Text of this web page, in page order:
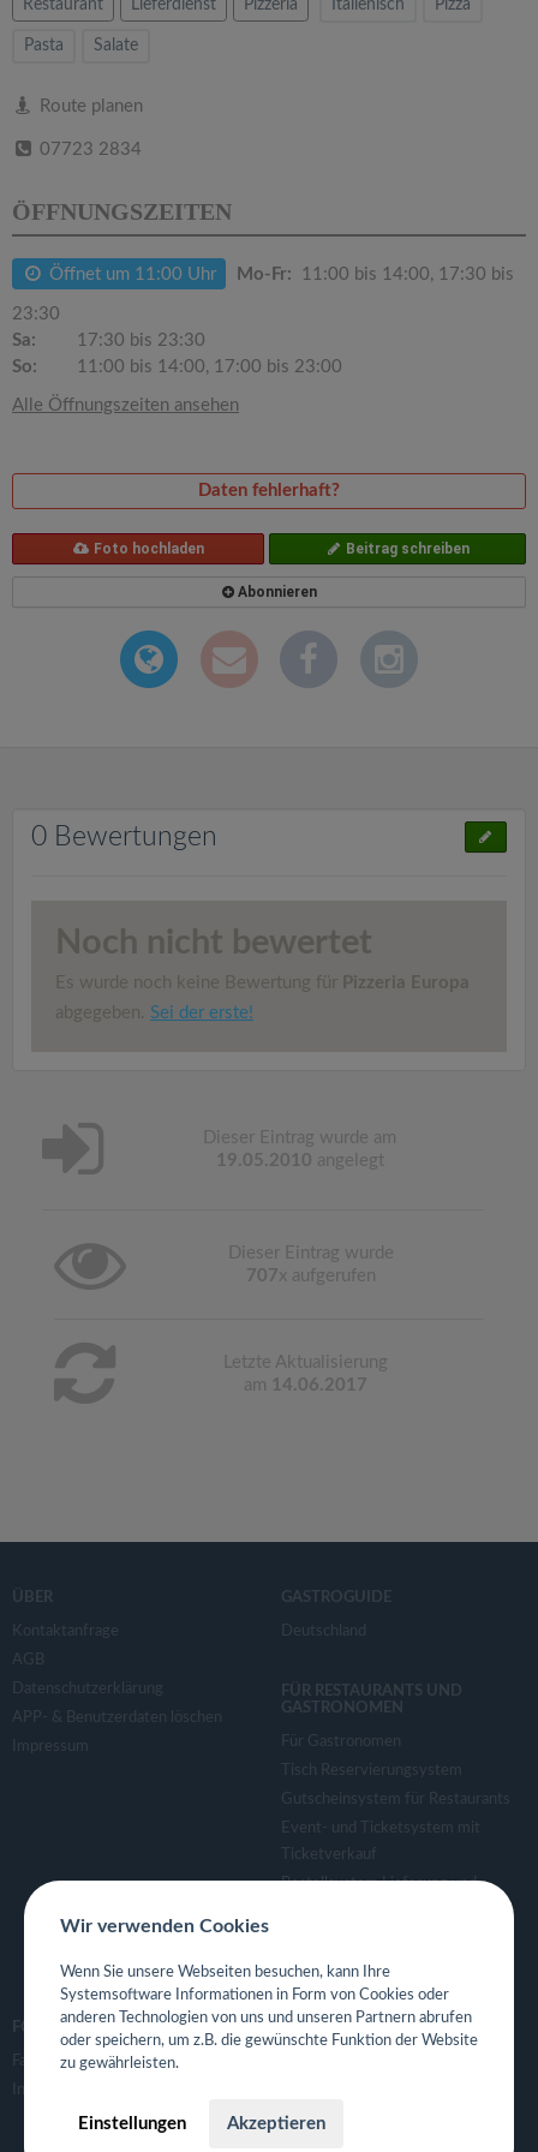
Restaurant Lieferdienst Pizzeria Italienisch Pizza
Pasta Salate
Route planen
07723 2834
ÖFFNUNGSZEITEN
Öffnet um 11:00 Uhr Mo-Fr: 11:00 bis 14:00, 17:30 bis
23:30
Sa:
17:30 bis 23:30
So:
11:00 bis 14:00, 17:00 bis 23:00
Alle Öffnungszeiten ansehen
Daten fehlerhaft?
Foto hochladen Beitrag schreiben
Abonnieren
0 Bewertungen
Noch nicht bewertet
Es wurde noch keine Bewertung für Pizzeria Europa
abgegeben. Sei der erste!
Dieser Eintrag wurde am
19.05.2010 angelegt
Dieser Eintrag wurde
707x aufgerufen
Letzte Aktualisierung
am 14.06.2017
ÜBER
Kontaktanfrage
AGB
Datenschutzerklärung
APP- & Benutzerdaten löschen
Impressum
GASTROGUIDE
Deutschland
FÜR RESTAURANTS UND
GASTRONOMEN
Für Gastronomen
Tisch Reservierungsystem
Gutscheinsystem für Restaurants
Event- und Ticketsystem mit
Ticketverkauf
Bestellsystem Lieferung und
Eigene App für Restaurant
FOLGE UNS
Facebook
Instagram
Wir verwenden Cookies
Wenn Sie unsere Webseiten besuchen, kann Ihre
Systemsoftware Informationen in Form von Cookies oder
anderen Technologien von uns und unseren Partnern abrufen
oder speichern, um z.B. die gewünschte Funktion der Website
zu gewährleisten.
Einstellungen Akzeptieren
t
i